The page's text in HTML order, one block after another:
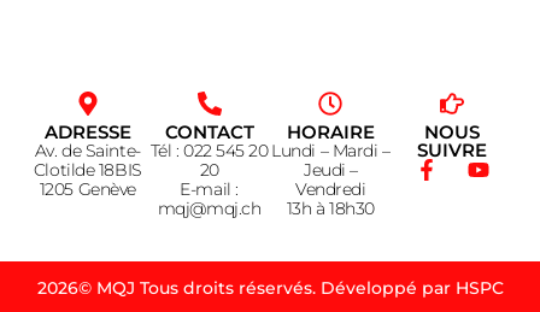
ADRESSE
Av. de Sainte-
Clotilde 18BIS
1205 Genève
CONTACT
Tél : 022 545 20
20
E-mail :
mqj@mqj.ch
HORAIRE
Lundi – Mardi –
Jeudi –
Vendredi
13h à 18h30
NOUS
SUIVRE
2026© MQJ Tous droits réservés. Développé par HSPC